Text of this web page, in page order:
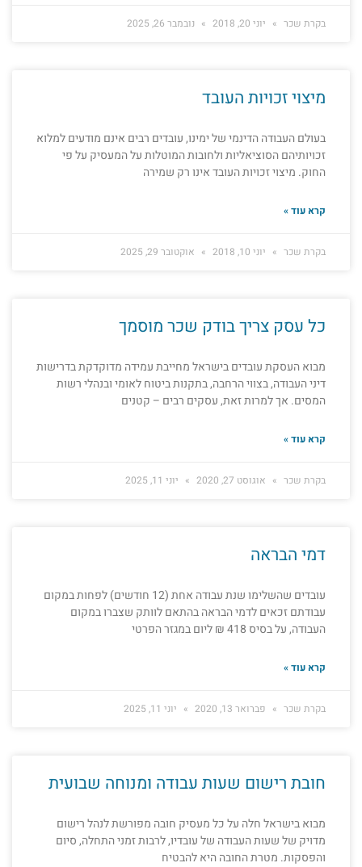
בקרת שכר יוני 20, 2018 נובמבר 26, 2025
מיצוי זכויות העובד
בעולם העבודה הדינמי של ימינו, עובדים רבים אינם מודעים למלוא
זכויותיהם הסוציאליות ולחובות המוטלות על המעסיק על פי
החוק. מיצוי זכויות העובד אינו רק שמירה
קרא עוד »
בקרת שכר יוני 10, 2018 אוקטובר 29, 2025
כל עסק צריך בודק שכר מוסמך
מבוא העסקת עובדים בישראל מחייבת עמידה מדוקדקת בדרישות
דיני העבודה, בצווי הרחבה, בתקנות ביטוח לאומי ובנהלי רשות
המסים. אך למרות זאת, עסקים רבים – קטנים
קרא עוד »
בקרת שכר אוגוסט 27, 2020 יוני 11, 2025
דמי הבראה
עובדים שהשלימו שנת עבודה אחת (12 חודשים) לפחות במקום
עבודתם זכאים לדמי הבראה בהתאם לוותק שצברו במקום
העבודה, על בסיס 418 ₪ ליום במגזר הפרטי
קרא עוד »
בקרת שכר פברואר 13, 2020 יוני 11, 2025
חובת רישום שעות עבודה ומנוחה שבועית
מבוא בישראל חלה על כל מעסיק חובה מפורשת לנהל רישום
מדויק של שעות העבודה של עובדיו, לרבות זמני התחלה, סיום
והפסקות. מטרת החובה היא להבטיח